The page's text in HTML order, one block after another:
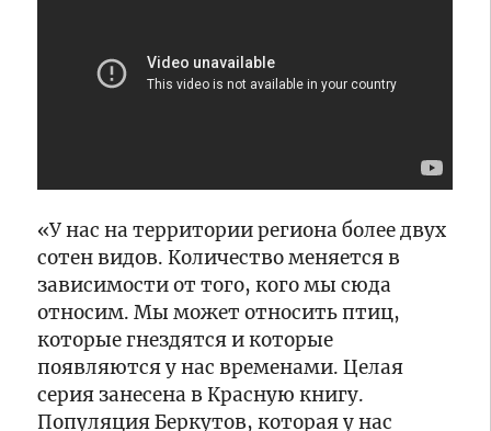
Дружбы»
выставки
живописи,
с
пасекой,
День
физкультурника:
и
гостей
Тверской
области
приглашают
коллектив
стал
лауреатом
Международного
искусств
«Славянский
базар»
в
Витебске
16:00
Председатель
комиссии
Тверской
области
Валентина
Дронова
15:35
В
Центрально-
«У нас на территории региона более двух
сотен видов. Количество меняется в
зависимости от того, кого мы сюда
относим. Мы может относить птиц,
которые гнездятся и которые
появляются у нас временами. Целая
серия занесена в Красную книгу.
Популяция Беркутов, которая у нас